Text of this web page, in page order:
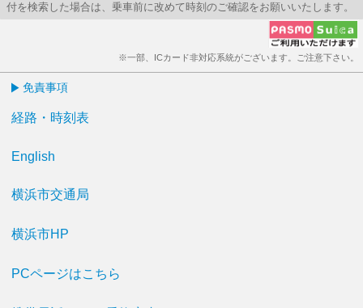
付を検索した場合は、乗車前に改めて時刻のご確認をお願いいたします。
※一部、ICカード非対応系統がございます。ご注意下さい。
免責事項
経路・時刻表
English
横浜市交通局
横浜市HP
PCページはこちら